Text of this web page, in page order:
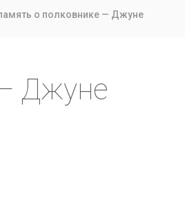
о полковнике — Джуне
Джуне